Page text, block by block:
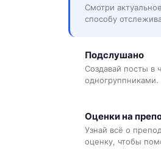
Смотри
способу
Подслушано
Создавай посты в
одногруппниками.
Оценки на
Узнай всё о
оценку, чтобы